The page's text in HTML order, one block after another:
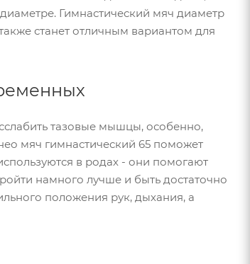
Гимнастический мяч диаметр
станет отличным вариантом для
тазовые мышцы, особенно,
мяч гимнастический 65 поможет
в родах - они помогают
намного лучше и быть достаточно
положения рук, дыхания, а